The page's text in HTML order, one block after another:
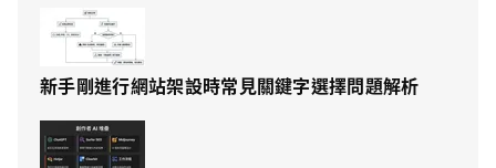
新手剛進行網站架設時常見關鍵字選擇問題解析